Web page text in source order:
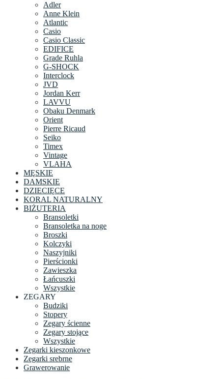
Adler
Anne Klein
Atlantic
Casio
Casio Classic
EDIFICE
Grade Ruhla
G-SHOCK
Interclock
JVD
Jordan Kerr
LAVVU
Obaku Denmark
Orient
Pierre Ricaud
Seiko
Timex
Vintage
VLAHA
MĘSKIE
DAMSKIE
DZIECIĘCE
KORAL NATURALNY
BIŻUTERIA
Bransoletki
Bransoletka na noge
Broszki
Kolczyki
Naszyjniki
Pierścionki
Zawieszka
Łańcuszki
Wszystkie
ZEGARY
Budziki
Stopery
Zegary ścienne
Zegary stojące
Wszystkie
Zegarki kieszonkowe
Zegarki srebrne
Grawerowanie